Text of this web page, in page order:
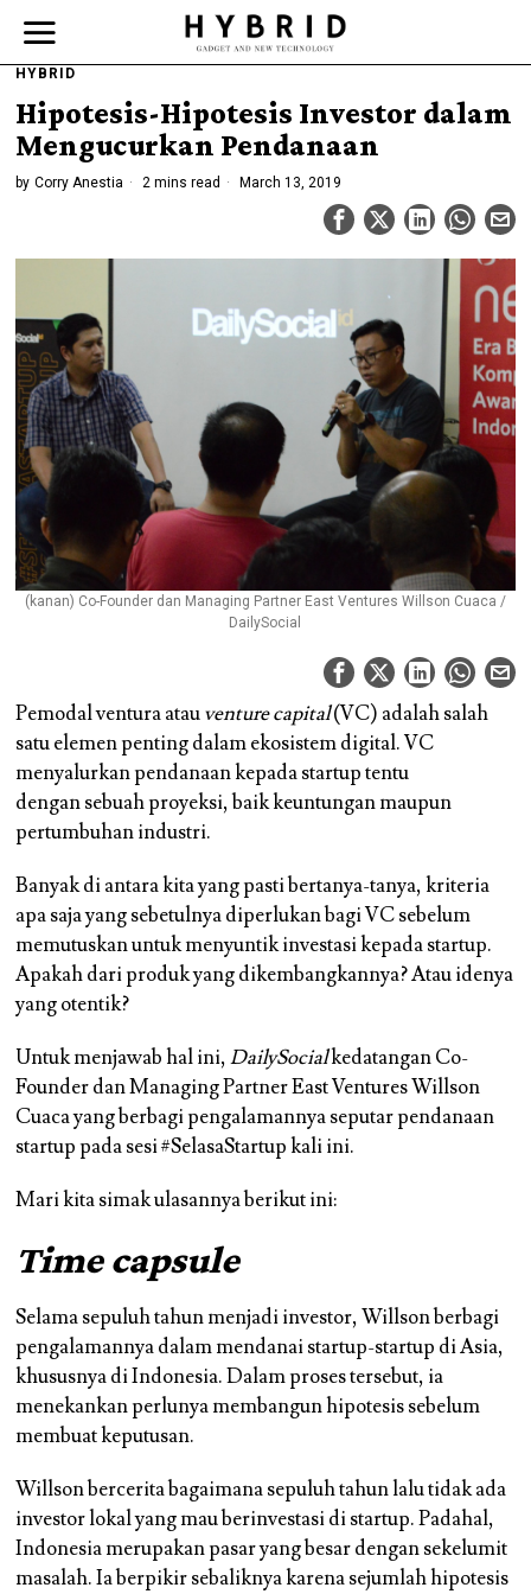
HYBRID
Hipotesis-Hipotesis Investor dalam
Mengucurkan Pendanaan
by Corry Anestia 2 mins read March 13, 2019
(kanan) Co-Founder dan Managing Partner East Ventures Willson Cuaca /
DailySocial
Pemodal ventura atauventure capital(VC) adalah salah
satu elemen penting dalam ekosistem digital. VC
menyalurkan pendanaan kepada startup tentu
dengan sebuah proyeksi, baik keuntungan maupun
pertumbuhan industri.
Banyak di antara kita yang pasti bertanya-tanya, kriteria
apa saja yang sebetulnya diperlukan bagi VC sebelum
memutuskan untuk menyuntik investasi kepada startup.
Apakah dari produk yang dikembangkannya? Atau idenya
yang otentik?
Untuk menjawab hal ini,DailySocialkedatangan Co-
Founder dan Managing Partner East Ventures Willson
Cuaca yang berbagi pengalamannya seputar pendanaan
startup pada sesi #SelasaStartup kali ini.
Mari kita simak ulasannya berikut ini:
Time capsule
Selama sepuluh tahun menjadi investor, Willson berbagi
pengalamannya dalam mendanai startup-startup di Asia,
khususnya di Indonesia. Dalam proses tersebut, ia
menekankan perlunya membangun hipotesis sebelum
membuat keputusan.
Willson bercerita bagaimana sepuluh tahun lalu tidak ada
investor lokal yang mau berinvestasi di startup. Padahal,
Indonesia merupakan pasar yang besar dengan sekelumit
masalah. Ia berpikir sebaliknya karena sejumlah hipotesis